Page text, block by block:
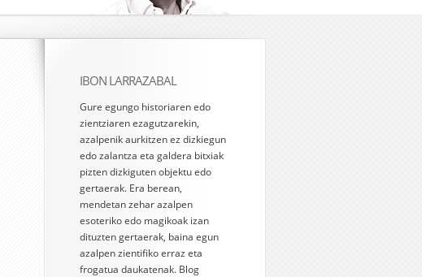
IBON LARRAZABAL
Gure egungo historiaren edo
zientziaren ezagutzarekin,
azalpenik aurkitzen ez dizkiegun
edo zalantza eta galdera bitxiak
pizten dizkiguten objektu edo
gertaerak. Era berean,
mendetan zehar azalpen
esoteriko edo magikoak izan
dituzten gertaerak, baina egun
azalpen zientifiko erraz eta
frogatua daukatenak. Blog